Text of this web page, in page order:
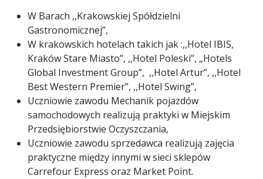
W Barach ,,Krakowskiej Spółdzielni
Gastronomicznej”,
W krakowskich hotelach takich jak :,,Hotel IBIS,
Kraków Stare Miasto”, ,,Hotel Poleski”, „Hotels
Global Investment Group”, ,,Hotel Artur”, ,,Hotel
Best Western Premier”, ,,Hotel Swing”,
Uczniowie zawodu Mechanik pojazdów
samochodowych realizują praktyki w Miejskim
Przedsiębiorstwie Oczyszczania,
Uczniowie zawodu sprzedawca realizują zajęcia
praktyczne między innymi w sieci sklepów
Carrefour Express oraz Market Point.